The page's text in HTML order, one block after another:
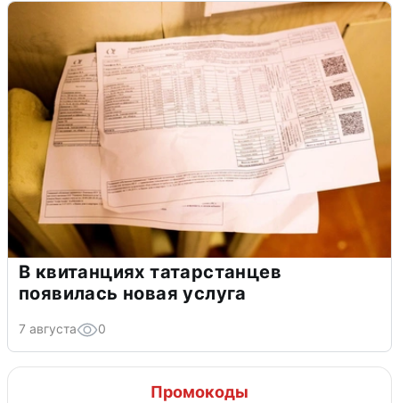
В квитанциях татарстанцев
появилась новая услуга
7 августа 0
Промокоды